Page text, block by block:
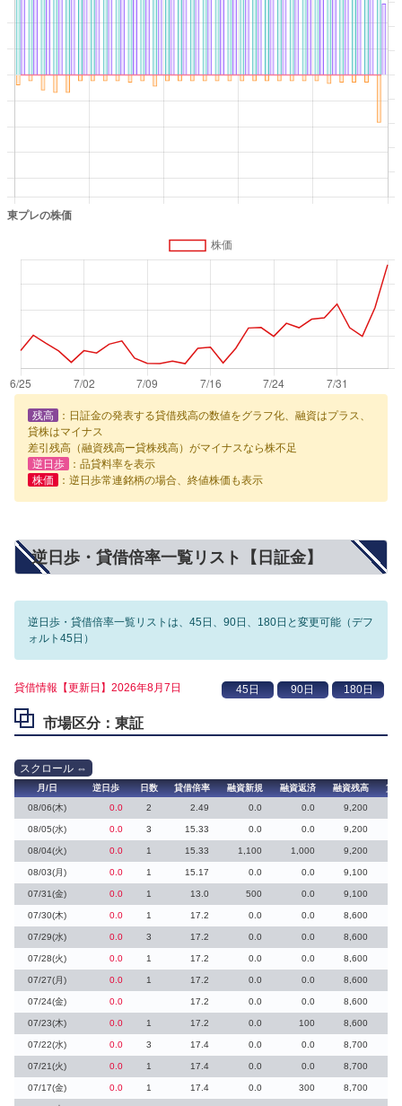
残高
：日証金の発表する貸借残高の数値をグラフ化、融資はプラス、
貸株はマイナス
差引残高（融資残高ー貸株残高）がマイナスなら株不足
逆日歩
：品貸料率を表示
株価
：逆日歩常連銘柄の場合、終値株価も表示
逆日歩・貸借倍率一覧リスト【日証金】
逆日歩・貸借倍率一覧リストは、45日、90日、180日と変更可能（デフ
ォルト45日）
貸借情報【更新日】2026年8月7日
市場区分：東証
月/日 逆日歩 日数 貸借倍率 融資新規 融資返済 融資残高
貸
08/06(木)
0.0 2 2.49 0.0 0.0 9,200
08/05(水) 0.0 3 15.33 0.0 0.0 9,200
08/04(火) 0.0 1 15.33 1,100 1,000 9,200
08/03(月) 0.0 1 15.17 0.0 0.0 9,100
07/31(金) 0.0 1 13.0 500 0.0 9,100
07/30(木) 0.0 1 17.2 0.0 0.0 8,600
07/29(水) 0.0 3 17.2 0.0 0.0 8,600
07/28(火) 0.0 1 17.2 0.0 0.0 8,600
07/27(月) 0.0 1 17.2 0.0 0.0 8,600
07/24(金) 0.0 17.2 0.0 0.0 8,600
07/23(木) 0.0 1 17.2 0.0 100 8,600
07/22(水) 0.0 3 17.4 0.0 0.0 8,700
07/21(火) 0.0 1 17.4 0.0 0.0 8,700
07/17(金) 0.0 1 17.4 0.0 300 8,700